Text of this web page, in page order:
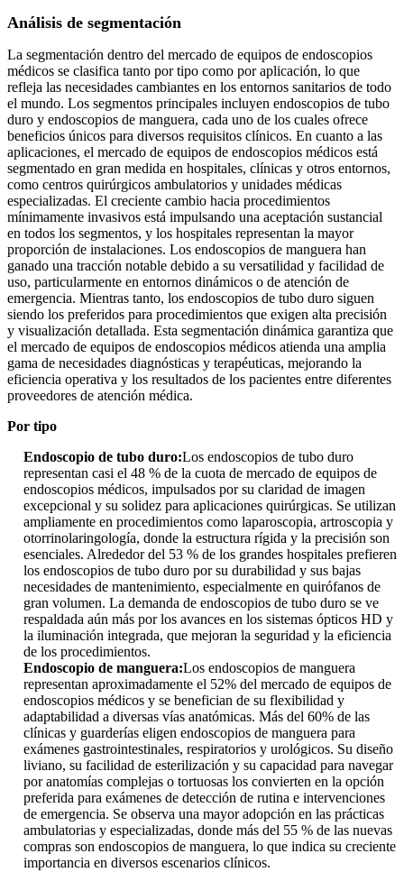
Análisis de segmentación
La segmentación dentro del mercado de equipos de endoscopios
médicos se clasifica tanto por tipo como por aplicación, lo que
refleja las necesidades cambiantes en los entornos sanitarios de todo
el mundo. Los segmentos principales incluyen endoscopios de tubo
duro y endoscopios de manguera, cada uno de los cuales ofrece
beneficios únicos para diversos requisitos clínicos. En cuanto a las
aplicaciones, el mercado de equipos de endoscopios médicos está
segmentado en gran medida en hospitales, clínicas y otros entornos,
como centros quirúrgicos ambulatorios y unidades médicas
especializadas. El creciente cambio hacia procedimientos
mínimamente invasivos está impulsando una aceptación sustancial
en todos los segmentos, y los hospitales representan la mayor
proporción de instalaciones. Los endoscopios de manguera han
ganado una tracción notable debido a su versatilidad y facilidad de
uso, particularmente en entornos dinámicos o de atención de
emergencia. Mientras tanto, los endoscopios de tubo duro siguen
siendo los preferidos para procedimientos que exigen alta precisión
y visualización detallada. Esta segmentación dinámica garantiza que
el mercado de equipos de endoscopios médicos atienda una amplia
gama de necesidades diagnósticas y terapéuticas, mejorando la
eficiencia operativa y los resultados de los pacientes entre diferentes
proveedores de atención médica.
Por tipo
Endoscopio de tubo duro:Los endoscopios de tubo duro
representan casi el 48 % de la cuota de mercado de equipos de
endoscopios médicos, impulsados ​​por su claridad de imagen
excepcional y su solidez para aplicaciones quirúrgicas. Se utilizan
ampliamente en procedimientos como laparoscopia, artroscopia y
otorrinolaringología, donde la estructura rígida y la precisión son
esenciales. Alrededor del 53 % de los grandes hospitales prefieren
los endoscopios de tubo duro por su durabilidad y sus bajas
necesidades de mantenimiento, especialmente en quirófanos de
gran volumen. La demanda de endoscopios de tubo duro se ve
respaldada aún más por los avances en los sistemas ópticos HD y
la iluminación integrada, que mejoran la seguridad y la eficiencia
de los procedimientos.
Endoscopio de manguera:Los endoscopios de manguera
representan aproximadamente el 52% del mercado de equipos de
endoscopios médicos y se benefician de su flexibilidad y
adaptabilidad a diversas vías anatómicas. Más del 60% de las
clínicas y guarderías eligen endoscopios de manguera para
exámenes gastrointestinales, respiratorios y urológicos. Su diseño
liviano, su facilidad de esterilización y su capacidad para navegar
por anatomías complejas o tortuosas los convierten en la opción
preferida para exámenes de detección de rutina e intervenciones
de emergencia. Se observa una mayor adopción en las prácticas
ambulatorias y especializadas, donde más del 55 % de las nuevas
compras son endoscopios de manguera, lo que indica su creciente
importancia en diversos escenarios clínicos.